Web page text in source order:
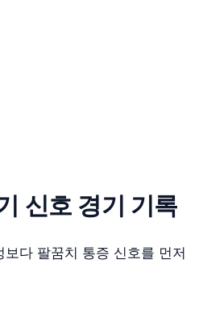
신호 경기 기록
다 팔꿈치 통증 신호를 먼저